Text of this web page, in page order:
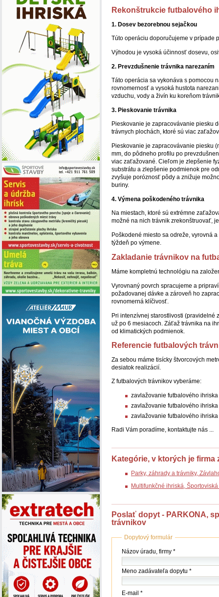
Rekonštrukcie futbalového
1. Dosev bezorebnou sejačkou
Túto operáciu doporučujeme v prípade
Výhodou je vysoká účinnosť dosevu,
2. Prevzdušnenie trávnika narezaním
Táto operácia sa vykonáva s pomocou
rovnomernosť a vysoká hustota
vzduchu, vody a živín ku koreňom
3. Pieskovanie trávnika
Pieskovanie je zapracovávanie piesku
trávnych plochách, ktoré sú viac
Pieskovanie je zapracovávanie piesku
mm, do pôdneho profilu po
viac zaťažované. Cieľom je zlepšenie
substrátu a zlepšenie podmienok pre
zvyšuje poróznosť pôdy a znižuje
buriny.
4. Výmena poškodeného trávnika
Na miestach, ktoré sú extrémne
možné na nich trávnik zrekonštruovať,
Poškodené miesto sa odreže, vyrovná
týždeň po výmene.
Zakladanie trávnikov na
Máme kompletnú technológiu na
Vyrovnaný povrch spracujeme a
požadovanej dávke a zároveň ho
rovnomerná klíčivosť.
Pri intenzívnej starostlivosti
už po 6 mesiacoch. Záťaž trávnika na
od klimatických podmienok.
Referencie futbalových
Za sebou máme tisícky štvorcových
desiatok realizácií.
Z futbalových trávnikov vyberáme:
zavlažovanie futbalového
zavlažovanie futbalového
zavlažovanie futbalového
Radi Vám poradíme, kontaktujte nás ...
Kategórie, v ktorých je firma
Parky, záhrady a trávniky,
Multifunkčné ihriská,
Poslať dopyt - PARKONA,
trávnikov
Dopytový formulár
Názov
(firmy
/
úradu)
Názov úradu, firmy *
Meno zadávateľa dopytu *
E-mail *